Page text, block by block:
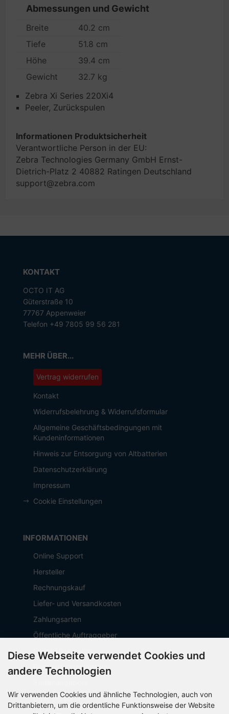
Abmessungen und Gewicht
Breite
40.2 cm
Tiefe
51.8 cm
Höhe
39.4 cm
Gewicht
32.7 kg
Zebra Xi Series 220Xi4
Peeler, Zurückspulen
Informationen Produktsicherheit
Verantwortliche Person in der EU:
Zebra Technologies Germany GmbH Ernst-
Dietrich-Platz 2 40882 Ratingen Deutschland
support@zebra.com
KONTAKT
OCTO IT AG
Güterstraße 10
77767 Appenweier
Telefon +49 7805 99 56 281
MEHR ÜBER...
Vertrag widerrufen
Kontakt
Widerrufsbelehrung & Widerrufsformular
Allgemeine Geschäftsbedingungen mit
Kundeninformationen
Hinweis zur Entsorgung von Altbatterien
Datenschutzerklärung
Impressum
Cookie Einstellungen
INFORMATIONEN
Online Support
Hersteller
Rechnungskauf
Liefer- und Versandkosten
Zahlungsarten
Öffentliche Auftraggeber
Geschäftskunden
Beschaffungsplattform
Über OCTO IT
Diese Webseite verwendet Cookies und
andere Technologien
Wir verwenden Cookies und ähnliche Technologien, auch von
Drittanbietern, um die ordentliche Funktionsweise der Website